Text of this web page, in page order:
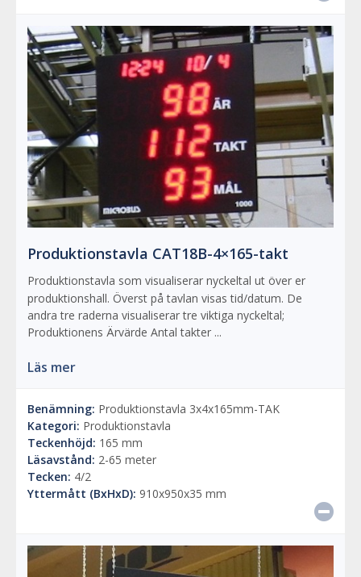
Produktionstavla CAT18B-4×165-takt
Produktionstavla som visualiserar nyckeltal ut över er
produktionshall. Överst på tavlan visas tid/datum. De
andra tre raderna visualiserar tre viktiga nyckeltal;
Produktionens Ärvärde Antal takter ...
Läs mer
Benämning: Produktionstavla 3x4x165mm-TAK
Kategori: Produktionstavla
Teckenhöjd: 165 mm
Läsavstånd: 2-65 meter
Tecken: 4/2
Yttermått (BxHxD): 910x950x35 mm